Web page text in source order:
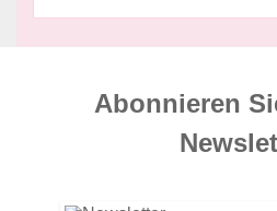
Abonnieren